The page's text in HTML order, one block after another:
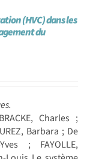
(HVC) dans les
du
Charles ;
Barbara ; De
Yves ; FAYOLLE,